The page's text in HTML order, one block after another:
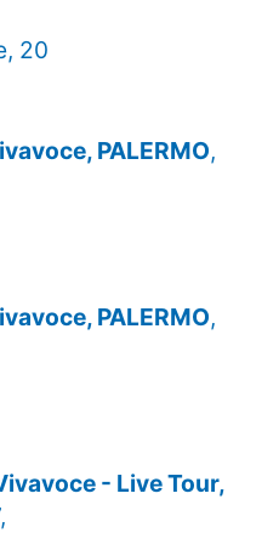
20
PALERMO,
PALERMO,
- Live Tour,